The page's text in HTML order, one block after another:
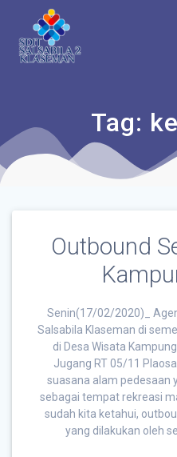
Tag:
Outbound
Senin(17/02/2020)_
Salsabila Klaseman di
di Desa Wisata
Jugang RT 05/11
suasana alam pedesaan
sebagai tempat rekreasi
sudah kita ketahui,
yang dilakukan oleh